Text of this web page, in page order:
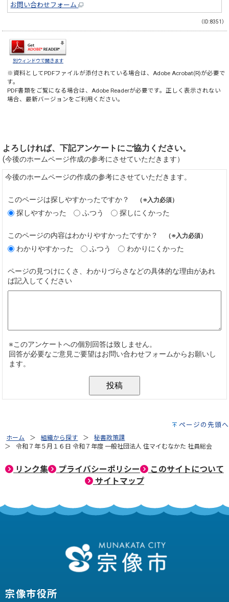
お問い合わせフォーム
（ID:8351）
別ウィンドウで開きます
※資料としてPDFファイルが添付されている場合は、 Adobe Acrobat(R)が必要で
す。
PDF書類をご覧になる場合は、 Adobe Readerが必要です。正しく表示されない
場合、最新バージョンをご利用ください。
ページの先頭へ
ホーム 組織から探す
秘書政策課
令和７年５月１６日 令和７年度 一般社団法人 住マイむなかた 社員総会
リンク集 プライバシーポリシー
このサイトについて
サイトマップ
宗像市役所